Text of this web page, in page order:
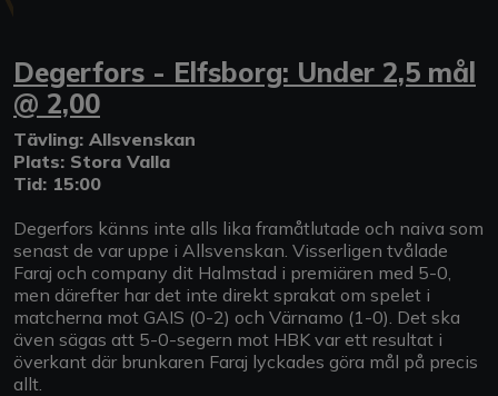
Degerfors - Elfsborg: Under 2,5 mål
@ 2,00
Tävling: Allsvenskan
Plats: Stora Valla
Tid: 15:00
Degerfors känns inte alls lika framåtlutade och naiva som
senast de var uppe i Allsvenskan. Visserligen tvålade
Faraj och company dit Halmstad i premiären med 5-0,
men därefter har det inte direkt sprakat om spelet i
matcherna mot GAIS (0-2) och Värnamo (1-0). Det ska
även sägas att 5-0-segern mot HBK var ett resultat i
överkant där brunkaren Faraj lyckades göra mål på precis
allt.